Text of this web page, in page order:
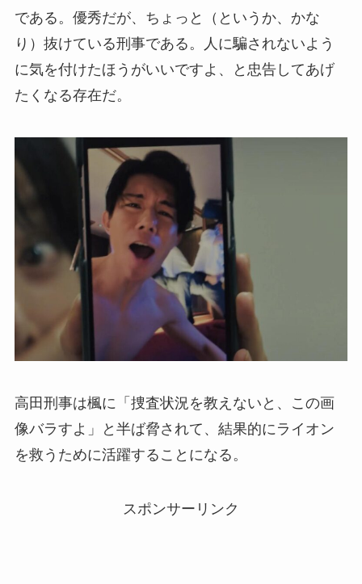
である。優秀だが、ちょっと（というか、かな
り）抜けている刑事である。人に騙されないよう
に気を付けたほうがいいですよ、と忠告してあげ
たくなる存在だ。
高田刑事は楓に「捜査状況を教えないと、この画
像バラすよ」と半ば脅されて、結果的にライオン
を救うために活躍することになる。
スポンサーリンク